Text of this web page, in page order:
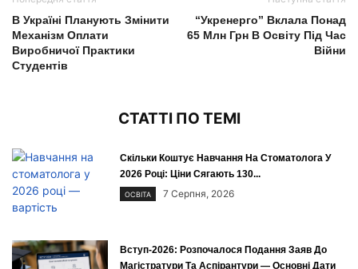
В Україні Планують Змінити
Механізм Оплати
Виробничої Практики
Студентів
“Укренерго” Вклала Понад
65 Млн Грн В Освіту Під Час
Війни
СТАТТІ ПО ТЕМІ
Скільки Коштує Навчання На Стоматолога У
2026 Році: Ціни Сягають 130...
ОСВІТА 7 Серпня, 2026
Вступ-2026: Розпочалося Подання Заяв До
Магістратури Та Аспірантури — Основні Дати